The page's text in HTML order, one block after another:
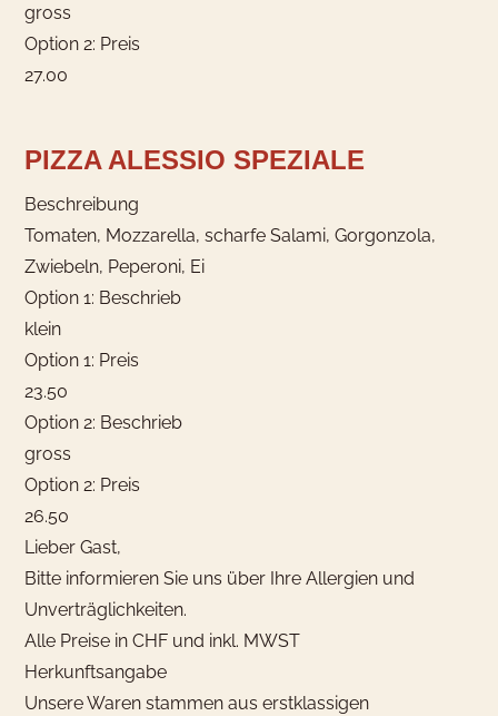
gross
Option 2: Preis
27.00
PIZZA ALESSIO SPEZIALE
Beschreibung
Tomaten, Mozzarella, scharfe Salami, Gorgonzola,
Zwiebeln, Peperoni, Ei
Option 1: Beschrieb
klein
Option 1: Preis
23.50
Option 2: Beschrieb
gross
Option 2: Preis
26.50
Lieber Gast,
Bitte informieren Sie uns über Ihre Allergien und
Unverträglichkeiten.
Alle Preise in CHF und inkl. MWST
Herkunftsangabe
Unsere Waren stammen aus erstklassigen